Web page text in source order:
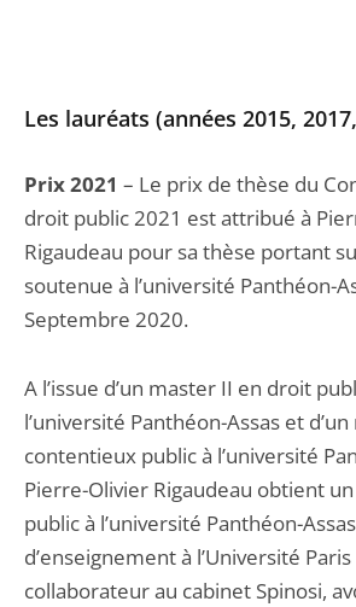
Les lauréats (années 2015,
Prix 2021 – Le prix de thèse du
droit public 2021 est attribué à
Rigaudeau pour sa thèse portant
soutenue à l’université Panthéon-
Septembre 2020.
A l’issue d’un master II en droit
l’université Panthéon-Assas et
contentieux public à l’université
Pierre-Olivier Rigaudeau obtient
public à l’université Panthéon-
d’enseignement à l’Université
collaborateur au cabinet Spinosi,